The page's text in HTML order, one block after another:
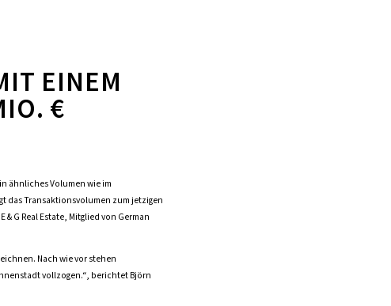
EINEM
€
ähnliches Volumen wie im
das Transaktionsvolumen zum jetzigen
G Real Estate, Mitglied von German
Nach wie vor stehen
vollzogen.“, berichtet Björn